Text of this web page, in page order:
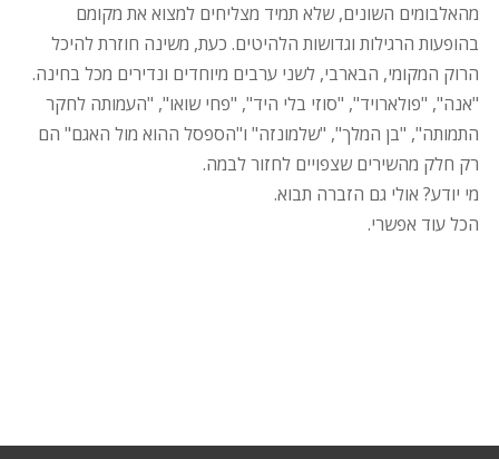
מהאלבומים השונים, שלא תמיד מצליחים למצוא את מקומם
בהופעות הרגילות וגדושות הלהיטים. כעת, משינה חוזרת להיכל
הרוק המקומי, הבארבי, לשני ערבים מיוחדים ונדירים מכל בחינה.
"אנה", "פולארויד", "סוזי בלי היד", "פחי שואו", "העמותה לחקר
התמותה", "בן המלך", "שלמונזה" ו"הספסל ההוא מול האגם" הם
רק חלק מהשירים שצפויים לחזור לבמה.
מי יודע? אולי גם הזברה תבוא.
הכל עוד אפשרי.